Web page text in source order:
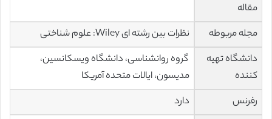
مقاله
مجله مربوطه
نظرات بین رشته ای Wiley: علوم شناختی
دانشگاه تهیه
کننده
گروه روانشناسی، دانشگاه ویسکانسین،
مدیسون، ایالات متحده آمریکا
رفرنس
دارد